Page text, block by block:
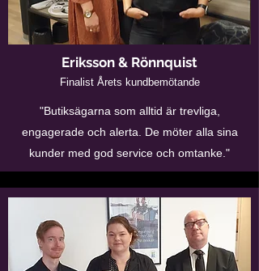
Eriksson & Rönnquist
Finalist Årets kundbemötande
"Butiksägarna som alltid är trevliga,
engagerade och alerta. De möter alla sina
kunder med god service och omtanke."